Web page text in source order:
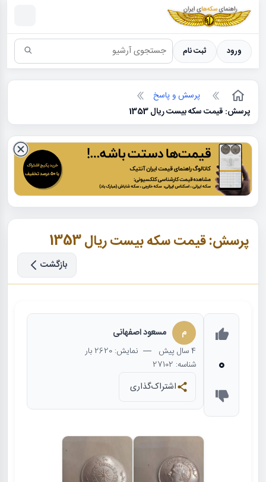
سکه ها ؛ راهنمای سکه شناسی
ورود ثبت نام
پرسش و پاسخ
پرسش: قیمت سکه بیست ریال 1353
پرسش: قیمت سکه بیست ریال 1353
بازگشت
0
م مسعود اصفهانی
4 سال پیش — نمایش: 2620 بار
شناسه: 27102
اشتراک‌گذاری